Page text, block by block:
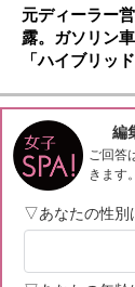
元ディーラー
露。ガソリン
「ハイブリッ